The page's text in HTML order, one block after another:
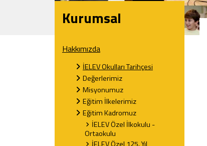
Kurumsal
Hakkımızda
İELEV Okulları Tarihçesi
Değerlerimiz
Misyonumuz
Eğitim İlkelerimiz
Eğitim Kadromuz
İELEV Özel İlkokulu -
Ortaokulu